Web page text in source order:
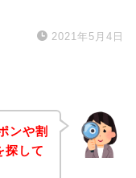
2021年5月4日
ンや割
探して